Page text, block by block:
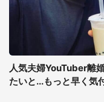
人気夫婦YouTuber離
たいと...もっと早く気